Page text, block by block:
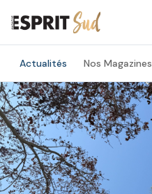
Actualités Nos Magazines